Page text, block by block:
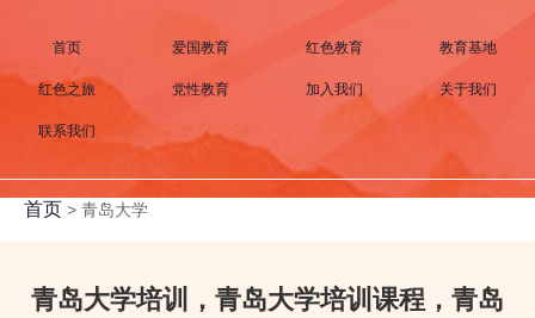
首页 爱国教育 红色教育 教育基地
红色之旅 党性教育 加入我们 关于我们
联系我们
首页 > 青岛大学
青岛大学培训，青岛大学培训课程，青岛